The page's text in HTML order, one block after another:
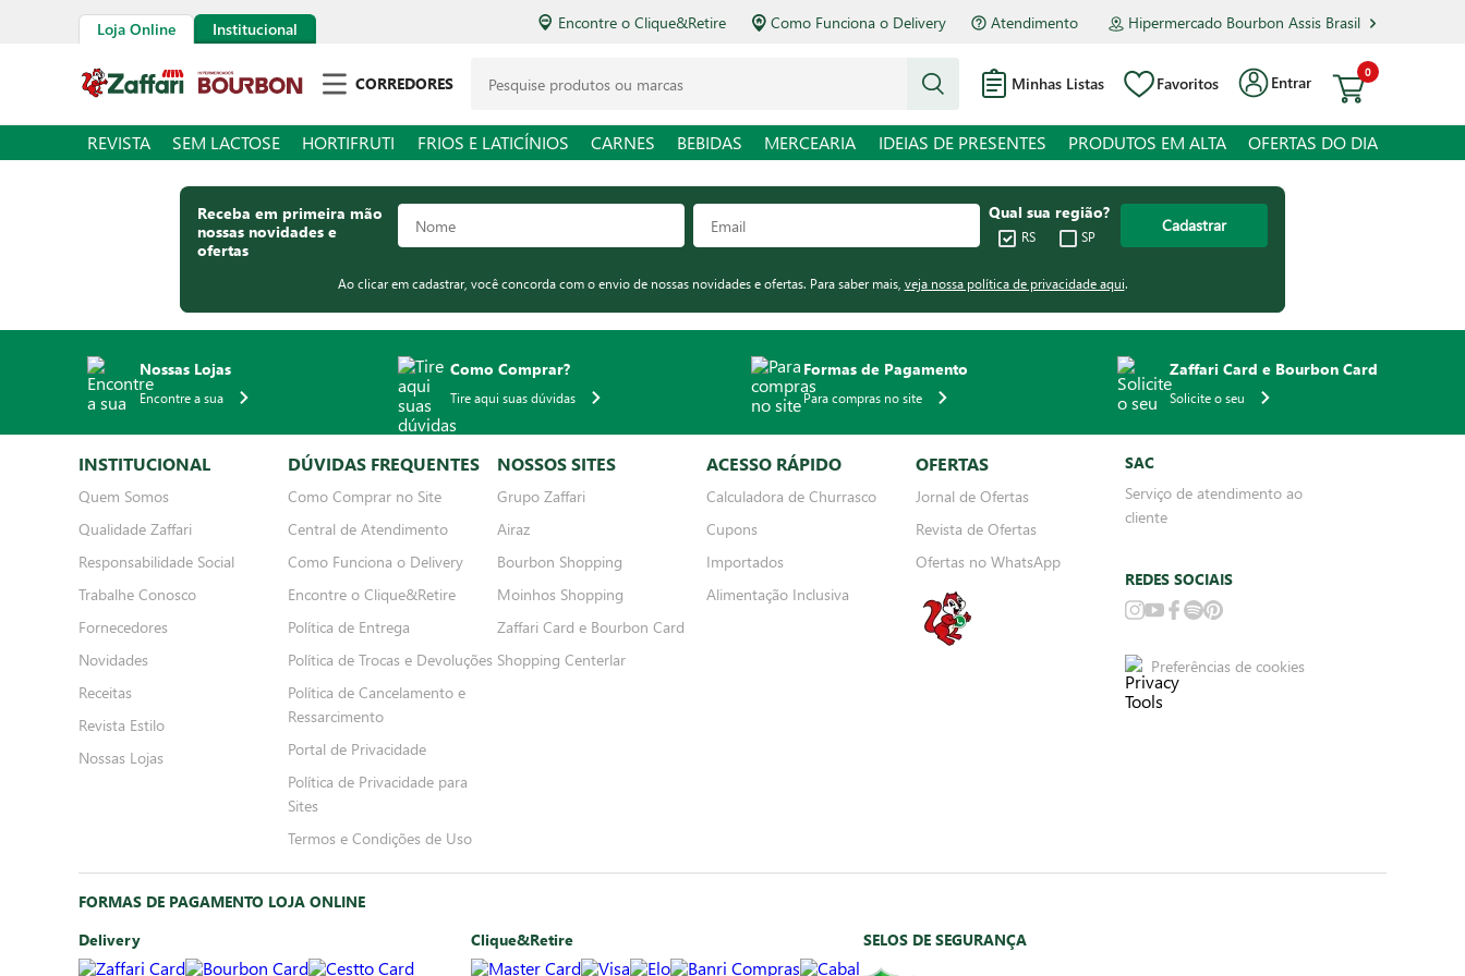
Loja Online Institucional Encontre o Clique&Retire Como Funciona o Delivery Atendimento Hipermercado Bourbon Assis Brasil
CORREDORES Minhas Listas Favoritos Entrar
0
REVISTA SEM LACTOSE HORTIFRUTI FRIOS E LATICÍNIOS CARNES BEBIDAS MERCEARIA IDEIAS DE PRESENTES PRODUTOS EM ALTA OFERTAS DO DIA
Receba em primeira mão
nossas novidades e
ofertas
Qual sua região?
RS SP
Cadastrar
Ao clicar em cadastrar, você concorda com o envio de nossas novidades e ofertas. Para saber mais, veja nossa política de privacidade aqui.
Nossas Lojas
Encontre a sua
Como Comprar?
Tire aqui suas dúvidas
Formas de Pagamento
Para compras no site
Zaffari Card e Bourbon Card
Solicite o seu
INSTITUCIONAL
Quem Somos
Qualidade Zaffari
Responsabilidade Social
Trabalhe Conosco
Fornecedores
Novidades
Receitas
Revista Estilo
Nossas Lojas
DÚVIDAS FREQUENTES
Como Comprar no Site
Central de Atendimento
Como Funciona o Delivery
Encontre o Clique&Retire
Política de Entrega
Política de Trocas e Devoluções
Política de Cancelamento e
Ressarcimento
Portal de Privacidade
Política de Privacidade para
Sites
Termos e Condições de Uso
NOSSOS SITES
Grupo Zaffari
Airaz
Bourbon Shopping
Moinhos Shopping
Zaffari Card e Bourbon Card
Shopping Centerlar
ACESSO RÁPIDO
Calculadora de Churrasco
Cupons
Importados
Alimentação Inclusiva
OFERTAS
Jornal de Ofertas
Revista de Ofertas
Ofertas no WhatsApp
SAC
Serviço de atendimento ao
cliente
REDES SOCIAIS
Preferências de cookies
FORMAS DE PAGAMENTO LOJA ONLINE
Delivery
Clique&Retire SELOS DE SEGURANÇA